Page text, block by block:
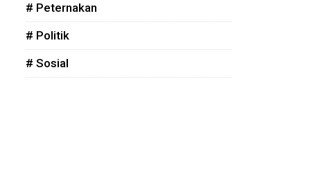
# Peternakan
# Politik
# Sosial